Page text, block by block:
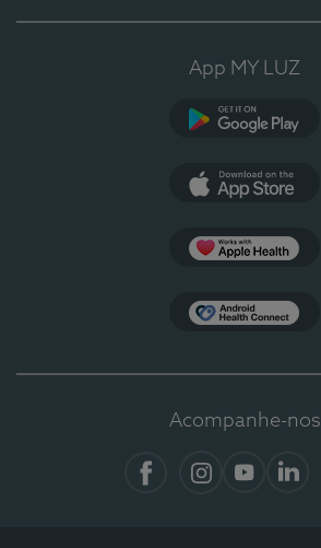
App MY LUZ
Acompanhe-nos